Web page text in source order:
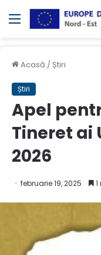
Meniul
Acasă / Știri
Știri
Apel
Tineret ai
2026
februarie 19, 2025